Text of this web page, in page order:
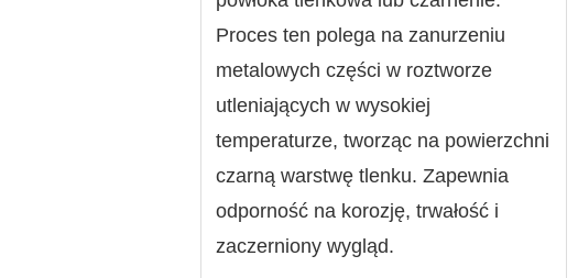
Proces ten polega na zanurzeniu
metalowych części w roztworze
utleniających w wysokiej
temperaturze, tworząc na powierzchni
czarną warstwę tlenku. Zapewnia
odporność na korozję, trwałość i
zaczerniony wygląd.